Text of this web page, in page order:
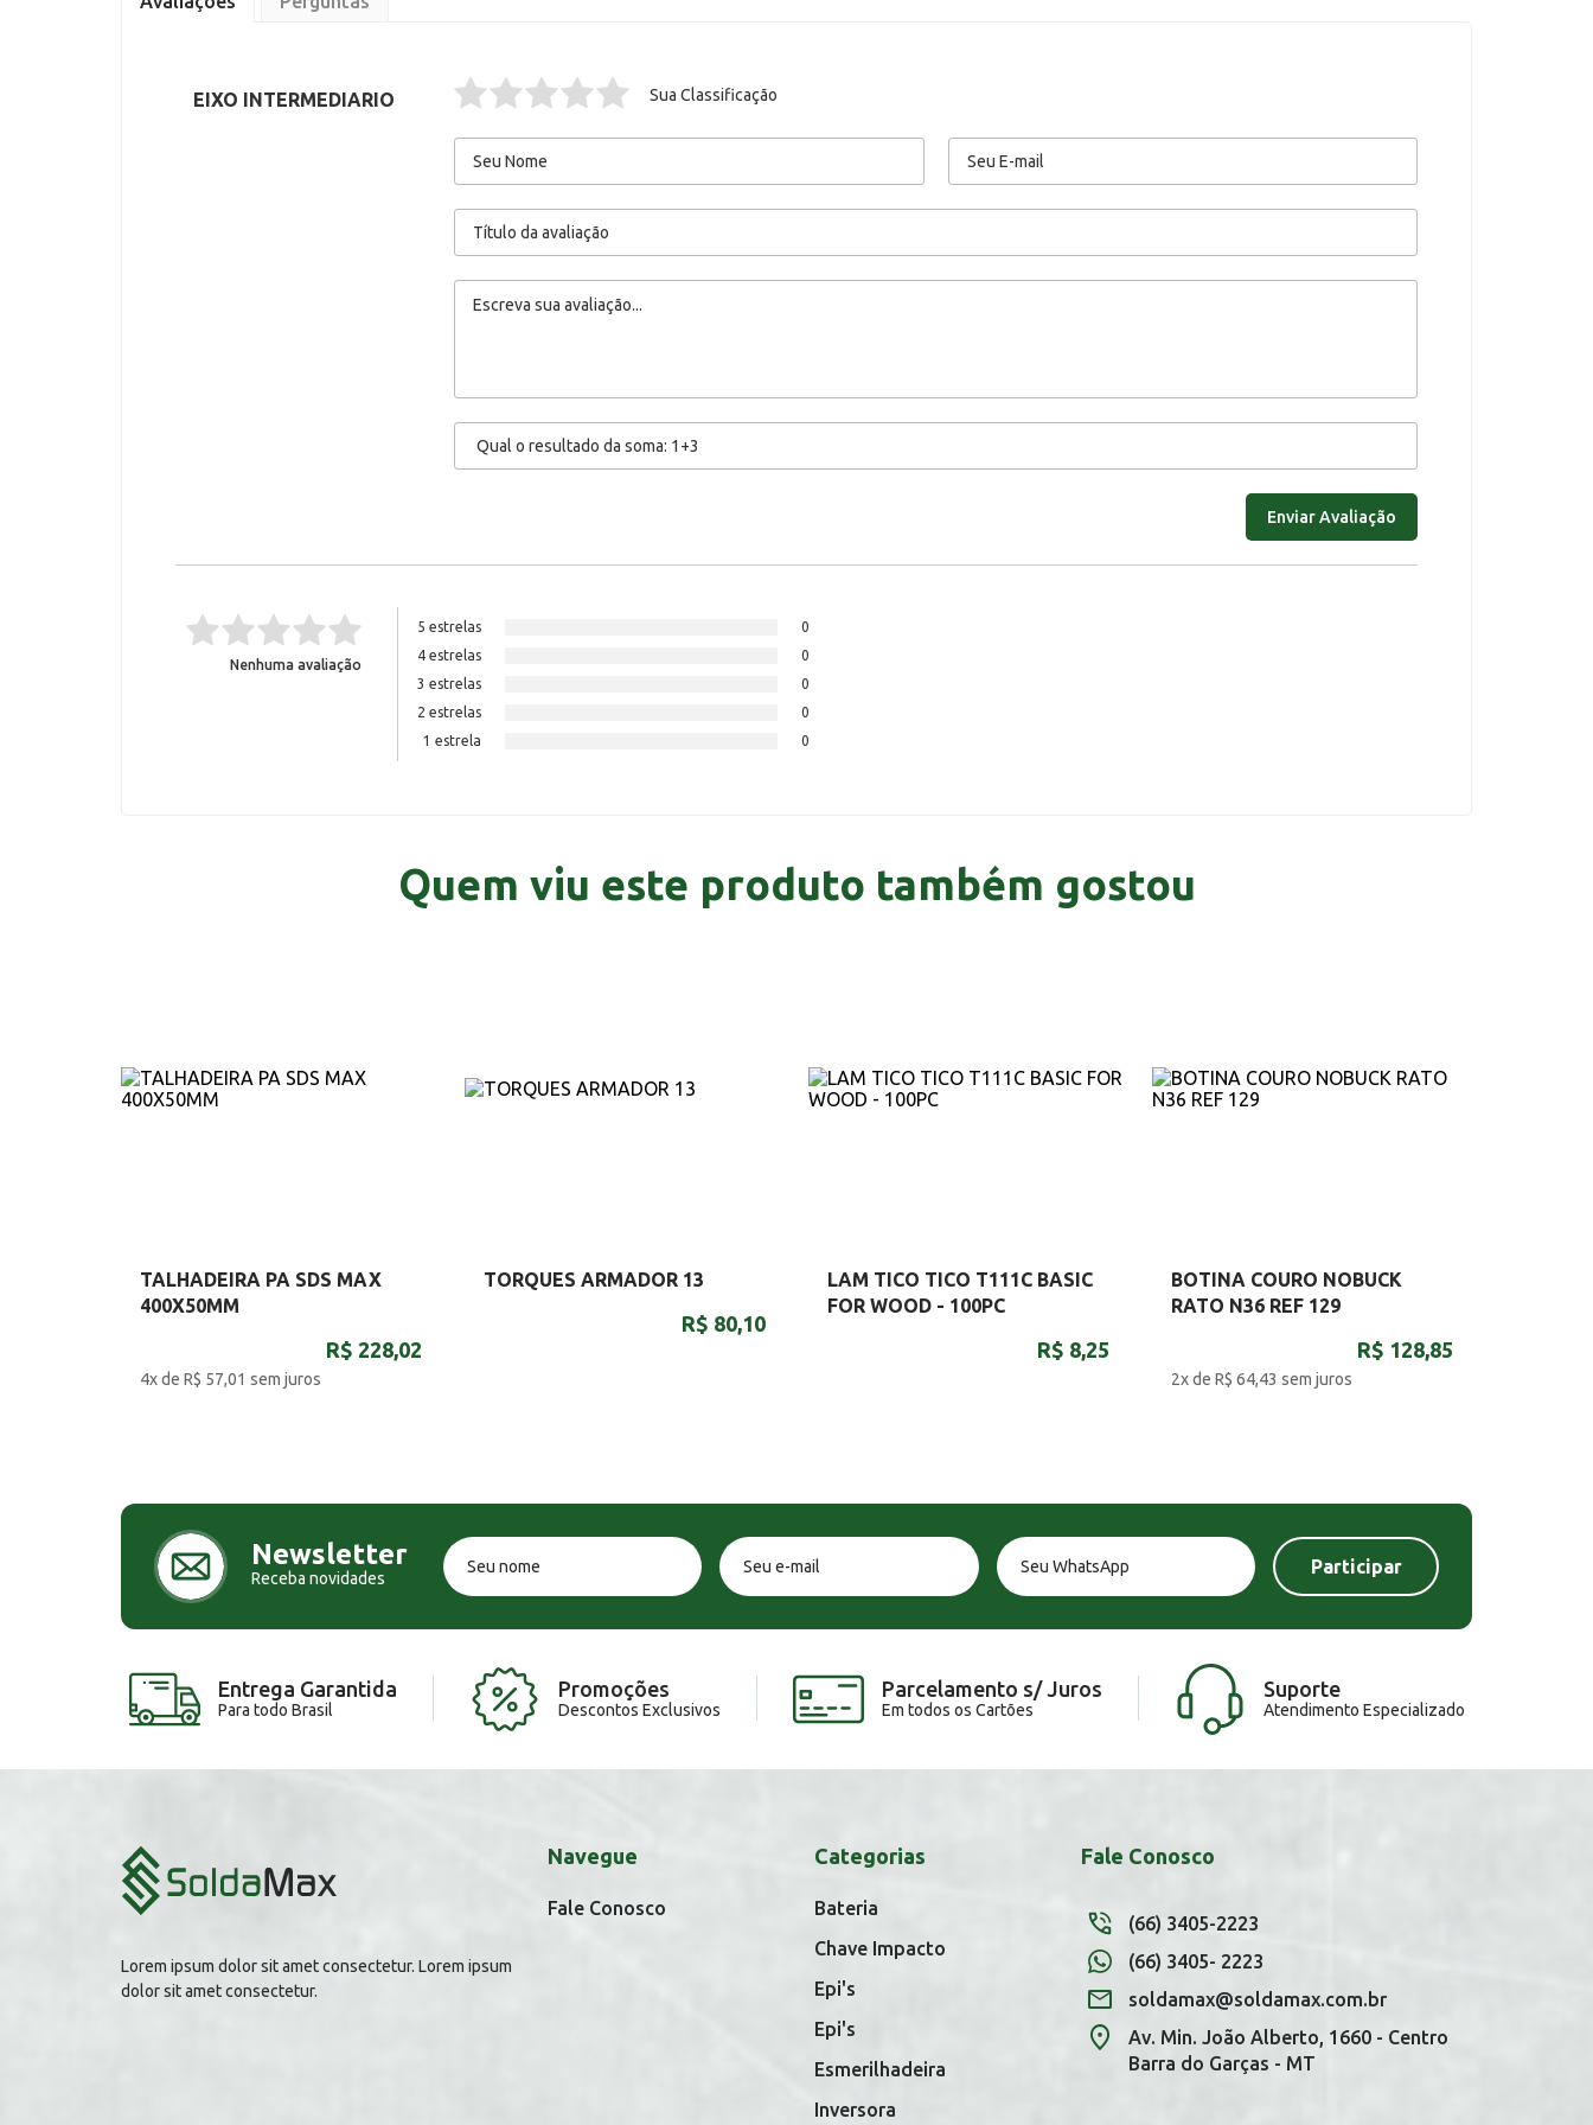
EIXO INTERMEDIARIO Sua Classificação
Nenhuma avaliação
5 estrelas
0
4 estrelas
0
3 estrelas
0
2 estrelas
0
1 estrela
0
Quem viu este produto também gostou
TALHADEIRA PA SDS MAX
400X50MM
R$ 228,02
4x de R$ 57,01 sem juros
TORQUES ARMADOR 13
R$ 80,10
LAM TICO TICO T111C BASIC
FOR WOOD - 100PC
R$ 8,25
BOTINA COURO NOBUCK
RATO N36 REF 129
R$ 128,85
2x de R$ 64,43 sem juros
Newsletter
Receba novidades
Entrega Garantida
Para todo Brasil
Promoções
Descontos Exclusivos
Parcelamento s/ Juros
Em todos os Cartões
Suporte
Atendimento Especializado
Lorem ipsum dolor sit amet consectetur. Lorem ipsum
dolor sit amet consectetur.
Navegue
Fale Conosco
Categorias
Bateria
Chave Impacto
Epi's
Epi's
Esmerilhadeira
Inversora
Fale Conosco
(66) 3405-2223
(66) 3405- 2223
soldamax@soldamax.com.br
Av. Min. João Alberto, 1660 - Centro
Barra do Garças - MT